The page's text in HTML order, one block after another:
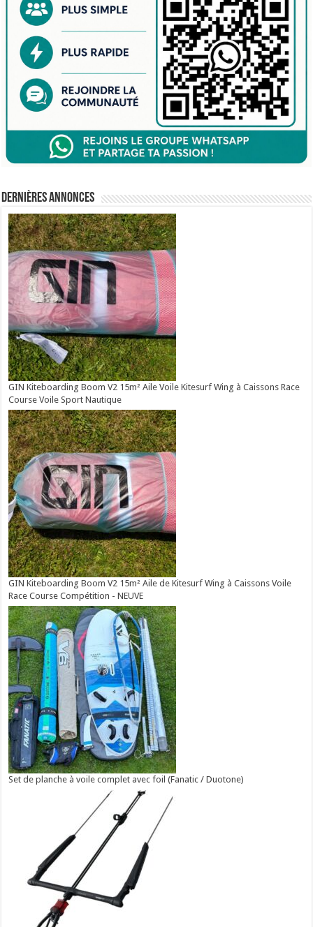
Dernières annonces
GIN Kiteboarding Boom V2 15m² Aile Voile Kitesurf Wing à Caissons Race
Course Voile Sport Nautique
GIN Kiteboarding Boom V2 15m² Aile de Kitesurf Wing à Caissons Voile
Race Course Compétition - NEUVE
Set de planche à voile complet avec foil (Fanatic / Duotone)